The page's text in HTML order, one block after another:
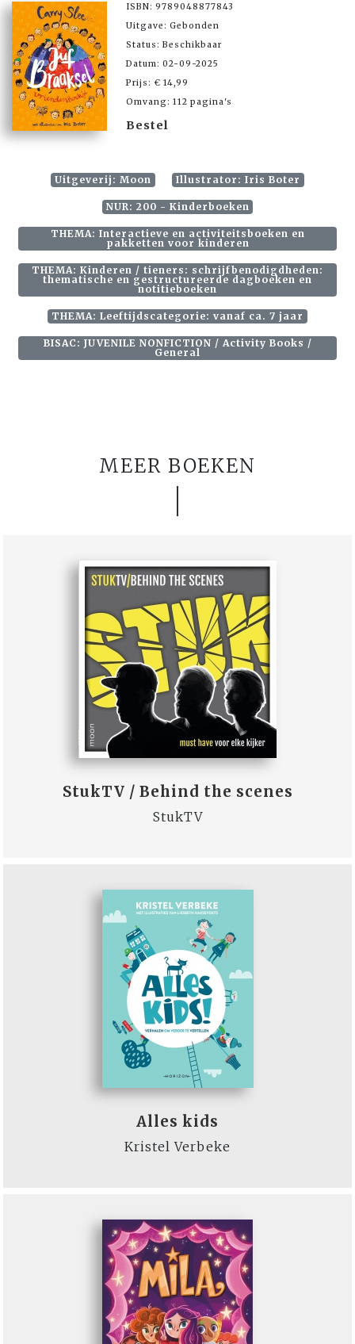
ISBN: 9789048877843
Uitgave: Gebonden
Status: Beschikbaar
Datum: 02-09-2025
Prijs: € 14,99
Omvang: 112 pagina's
Bestel
Uitgeverij: Moon Illustrator: Iris Boter
NUR: 200 - Kinderboeken
THEMA: Interactieve en activiteitsboeken en
pakketten voor kinderen
THEMA: Kinderen / tieners: schrijfbenodigdheden:
thematische en gestructureerde dagboeken en
notitieboeken
THEMA: Leeftijdscategorie: vanaf ca. 7 jaar
BISAC: JUVENILE NONFICTION / Activity Books /
General
MEER BOEKEN
StukTV / Behind the scenes
StukTV
Alles kids
Kristel Verbeke